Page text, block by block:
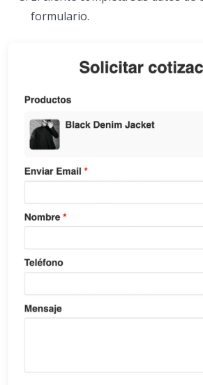
formulario.